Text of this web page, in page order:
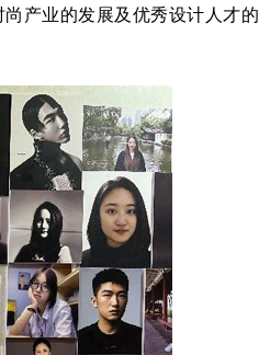
产业的发展及优秀设计人才